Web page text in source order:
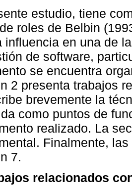
estudio, tiene
roles de Belbin
influencia en una de
de software,
se encuentra
2 presenta trabajos
brevemente la
como puntos de
realizado. La
Finalmente,
7.
relacionados